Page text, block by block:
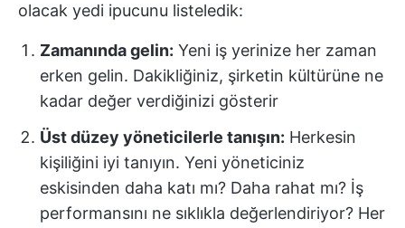
olacak yedi ipucunu listeledik:
Zamanında gelin: Yeni iş yerinize her zaman
erken gelin. Dakikliğiniz, şirketin kültürüne ne
kadar değer verdiğinizi gösterir
Üst düzey yöneticilerle tanışın: Herkesin
kişiliğini iyi tanıyın. Yeni yöneticiniz
eskisinden daha katı mı? Daha rahat mı? İş
performansını ne sıklıkla değerlendiriyor? Her